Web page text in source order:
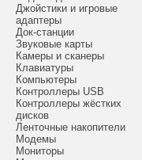
Джойстики и игровые
адаптеры
Док-станции
Звуковые карты
Камеры и сканеры
Клавиатуры
Компьютеры
Контроллеры USB
Контроллеры жёстких
дисков
Ленточные накопители
Модемы
Мониторы